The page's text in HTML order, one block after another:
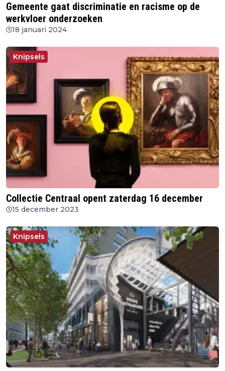
Gemeente gaat discriminatie en racisme op de
werkvloer onderzoeken
18 januari 2024
Knipsels
Collectie Centraal opent zaterdag 16 december
15 december 2023
Knipsels